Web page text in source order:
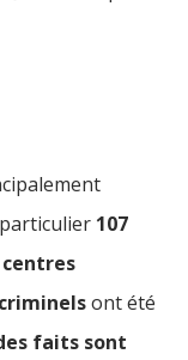
107
ont été
faits sont